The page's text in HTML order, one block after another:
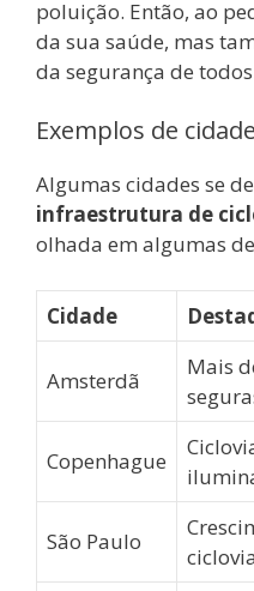
poluição. Então, ao
da sua saúde, mas
da segurança de
Exemplos de
Algumas cidades se
infraestrutura de
olhada em algumas
Cidade
Amsterdã
Mais
Copenhague
São Paulo